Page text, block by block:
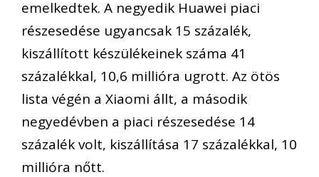
emelkedtek. A negyedik Huawei piaci
részesedése ugyancsak 15 százalék,
kiszállított készülékeinek száma 41
százalékkal, 10,6 millióra ugrott. Az ötös
lista végén a Xiaomi állt, a második
negyedévben a piaci részesedése 14
százalék volt, kiszállítása 17 százalékkal, 10
millióra nőtt.